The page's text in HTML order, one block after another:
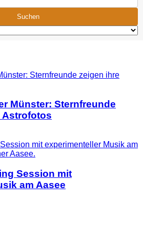
Suchen
Münster: Sternfreunde
Astrofotos
Session mit
am Aasee